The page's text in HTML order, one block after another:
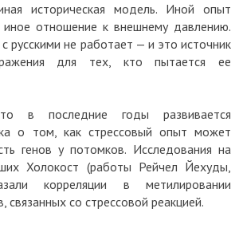
историческая модель. Иной опыт
иное отношение к внешнему давлению.
русскими не работает — и это источник
для тех, кто пытается ее
в последние годы развивается
о том, как стрессовый опыт может
генов у потомков. Исследования на
Холокост (работы Рейчел Йехуды,
корреляции в метилировании
связанных со стрессовой реакцией.